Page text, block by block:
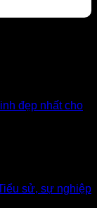
đẹp nhất cho
sử, sự nghiệp